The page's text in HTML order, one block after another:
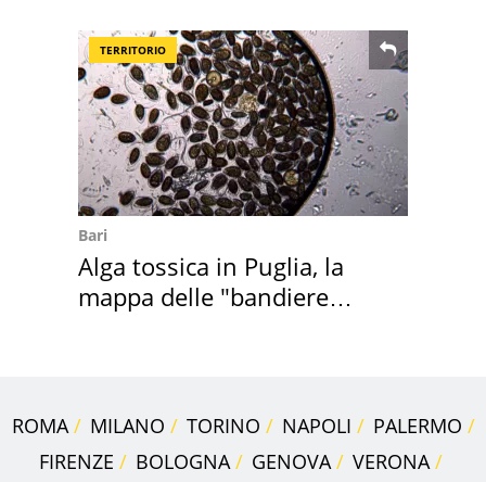
TERRITORIO
Bari
Alga tossica in Puglia, la
mappa delle "bandiere
ROMA MILANO TORINO NAPOLI
PALERMO
FIRENZE
BOLOGNA GENOVA
VERONA